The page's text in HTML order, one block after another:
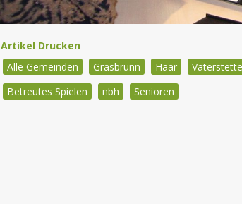
Artikel Drucken
Alle Gemeinden
Grasbrunn Haar
Betreutes Spielen
nbh Senioren